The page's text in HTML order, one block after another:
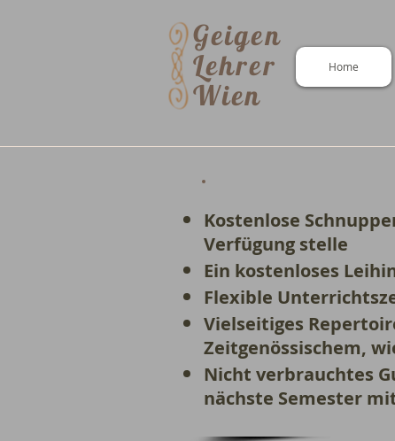
Geigen
Lehrer
Wien
Home
Kostenlose
Verfügung stelle
Ein kostenloses
Flexible
Vielseitiges
Zeitgenössischem,
Nicht verbrauchtes
nächste Semester